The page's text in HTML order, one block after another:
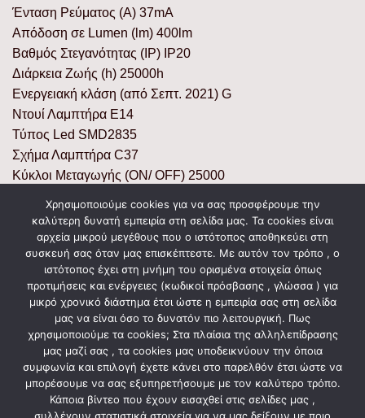
Ένταση Ρεύματος (Α) 37mA
Απόδοση σε Lumen (lm) 400lm
Βαθμός Στεγανότητας (IP) IP20
Διάρκεια Ζωής (h) 25000h
Ενεργειακή κλάση (από Σεπτ. 2021) G
Ντουί Λαμπτήρα E14
Τύπος Led SMD2835
Σχήμα Λαμπτήρα C37
Κύκλοι Μεταγωγής (ON/ OFF) 25000
Χρόνος Έναυσης (sec) 0,5 sec
Διάμετρος (mm) 37mm
Ύψος (mm) 100mm
Μεικτό Βάρος Προϊόντος (Kg) 0,024
ΣΧΕΤΙΚΆ ΠΡΟΪΌΝΤΑ
Χρησιμοποιούμε cookies για να σας προσφέρουμε την
καλύτερη δυνατή εμπειρία στη σελίδα μας. Τα cookies είναι
αρχεία μικρού μεγέθους που ο ιστότοπος αποθηκεύει στη
συσκευή σας όταν μας επισκέπτεστε. Με αυτόν τον τρόπο , ο
ιστότοπος έχει στη μνήμη του ορισμένα στοιχεία όπως
προτιμήσεις και ενέργειες (κωδικοί πρόσβασης , γλώσσα ) για
μικρό χρονικό διάστημα έτσι ώστε η εμπειρία σας στη σελίδα
μας να είναι όσο το δυνατόν πιο λειτουργική. Πως
χρησιμοποιούμε τα cookies; Στα πλαίσια της αλληλεπίδρασης
μας μαζί σας , τα cookies μας υποδεικνύουν την όποια
συμφωνία και επιλογή έχετε κάνει στο παρελθόν έτσι ώστε να
μπορέσουμε να σας εξυπηρετήσουμε με τον καλύτερο τρόπο.
Κάποια βίντεο που έχουν εισαχθεί στις σελίδες μας ,
συλλέγουν στατιστικά στοιχεία για να μας δείξουν με ποιο